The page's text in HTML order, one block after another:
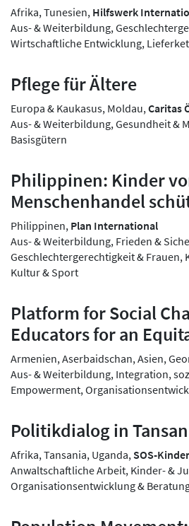
Afrika, Tunesien, Hilfswerk
Aus- & Weiterbildung,
Wirtschaftliche Entwicklung,
Pflege für Ältere
Europa & Kaukasus, Moldau, Caritas
Aus- & Weiterbildung, Gesundheit &
Basisgütern
Philippinen: Kinder
Menschenhandel
Philippinen, Plan International
Aus- & Weiterbildung, Frieden &
Geschlechtergerechtigkeit & Frauen,
Kultur & Sport
Platform for Social
Educators for an
Armenien, Aserbaidschan, Asien,
Aus- & Weiterbildung, Integration,
Empowerment,
Politikdialog in
Afrika, Tansania, Uganda, SOS-
Anwaltschaftliche Arbeit, Kinder- &
Organisationsentwicklung &